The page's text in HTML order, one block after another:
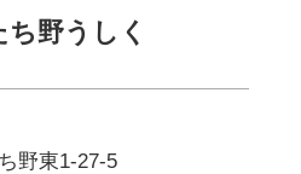
野うしく
野東1-27-5